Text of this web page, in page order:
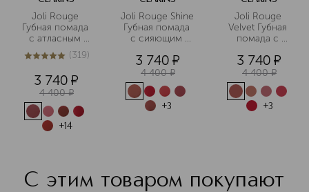
десятилетий. В линейке бренда есть
средства с активными
ингредиентами — для ухода за
кожей, которой нужна особая
забота.
Подробнее
Joli Rouge
Губная помада
с атласным
эффектом
4.9из5319 (319)
3 740 ¤
4 400 ¤
+14
Joli Rouge Shine
Губная помада
с сияющим
3 740 ¤
4 400 ¤
+3
Joli Rouge
Velvet Губная
помада с
3 740 ¤
4 400 ¤
+3
С этим товаром покупают